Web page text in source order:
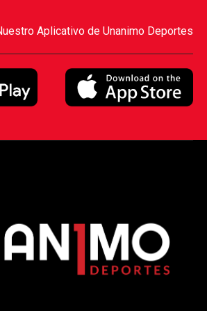
Aplicativo de Unanimo Deportes